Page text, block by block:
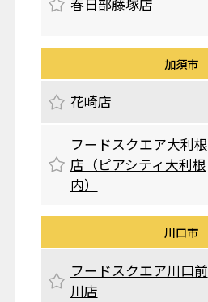
加須市
花崎店
フードスクエア大利根
店（ピアシティ大利根
内）
川口市
フードスクエア川口前
川店